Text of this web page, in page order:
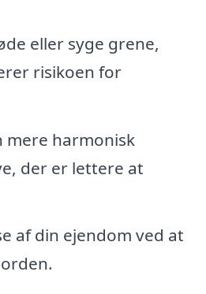
eller syge grene,
risikoen for
mere harmonisk
der er lettere at
af din ejendom ved at